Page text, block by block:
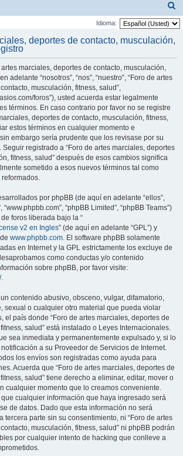
u
Idioma:
deportes de contacto, musculación,
marciales, deportes de contacto, musculación,
adelante “nosotros”, “nos”, “nuestro”, “Foro de artes
musculación, fitness, salud”,
foros”), usted acuerda estar legalmente
términos. En caso contrario por favor no se registre
deportes de contacto, musculación, fitness,
estos términos en cualquier momento e
embargo sería prudente que los revisase por su
registrado a “Foro de artes marciales, deportes
fitness, salud” después de esos cambios significa
sometido a esos nuevos términos tal como
por phpBB (de aquí en adelante “ellos”,
“www.phpbb.com”, “phpBB Limited”, “phpBB Teams”)
foros liberada bajo la “
v2 en Ingles” (de aquí en adelante “GPL”) y
www.phpbb.com. El software phpBB solamente
en Internet y la GPL estrictamente los excluye de
como conductas y/o contenido
sobre phpBB, por favor visite:
.
contenido abusivo, obsceno, vulgar, difamatorio,
sexual o cualquier otro material que pueda violar
el país donde “Foro de artes marciales, deportes de
salud” está instalado o Leyes Internacionales.
sea inmediata y permanentemente expulsado y, si lo
a su Proveedor de Servicios de Internet.
los envíos son registradas como ayuda para
Acuerda que “Foro de artes marciales, deportes de
salud” tiene derecho a eliminar, editar, mover o
cualquier momento que lo creamos conveniente.
cualquier información que haya ingresado será
de datos. Dado que esta información no será
tercera parte sin su consentimiento, ni “Foro de artes
musculación, fitness, salud” ni phpBB podrán
por cualquier intento de hacking que conlleve a